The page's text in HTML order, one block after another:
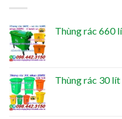
Thùng rác 660
Thùng rác 30